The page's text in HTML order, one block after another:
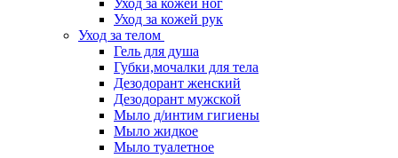
Уход за кожей ног
Уход за кожей рук
Уход за телом
Гель для душа
Губки,мочалки для тела
Дезодорант женский
Дезодорант мужской
Мыло д/интим гигиены
Мыло жидкое
Мыло туалетное